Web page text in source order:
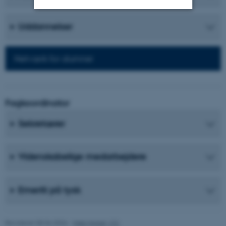
Uddannelser
Fagkoordinator
Sekretærer
Videnskabelige medarbejdere
Emeriti på tysk
Funktionelle Uklassificerede
med at gøre hjemmesiden
grundlæggende funktioner
fungerer uden disse cookies.